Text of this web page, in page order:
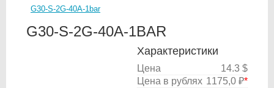
G30-S-2G-40A-1bar
G30-S-2G-40A-1BAR
Характеристики
Цена
14.3 $
Цена в рублях 1175,0 ₽*